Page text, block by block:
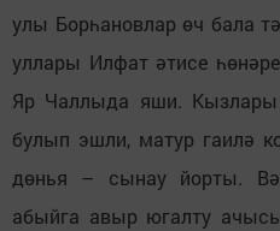
улы Борһановлар өч бала
уллары Илфат әтисе
Яр Чаллыда яши.
булып эшли, матур гаилә
дөнья – сынау йорты.
абыйга авыр югалту